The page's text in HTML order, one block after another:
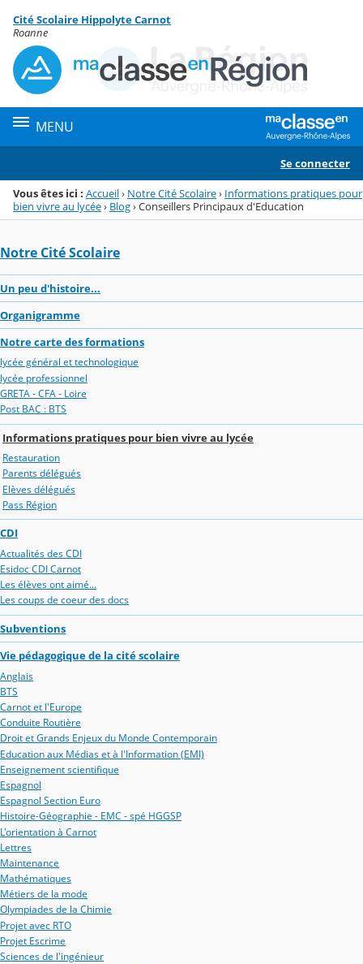
Menu de la rubrique
Contenu
Cité Scolaire Hippolyte Carnot
Roanne
MENU
Se connecter
Vous êtes ici : Accueil› Notre Cité Scolaire› Informations pratiques pour
bien vivre au lycée› Blog›Conseillers Principaux d'Education
Notre Cité Scolaire
Un peu d'histoire...
Organigramme
Notre carte des formations
lycée général et technologique
lycée professionnel
GRETA - CFA - Loire
Post BAC : BTS
Informations pratiques pour bien vivre au lycée
Restauration
Parents délégués
Elèves délégués
Pass Région
CDI
Actualités des CDI
Esidoc CDI Carnot
Les élèves ont aimé...
Les coups de coeur des docs
Subventions
Vie pédagogique de la cité scolaire
Anglais
BTS
Carnot et l'Europe
Conduite Routière
Droit et Grands Enjeux du Monde Contemporain
Education aux Médias et à l'Information (EMI)
Enseignement scientifique
Espagnol
Espagnol Section Euro
Histoire-Géographie - EMC - spé HGGSP
L'orientation à Carnot
Lettres
Maintenance
Mathématiques
Métiers de la mode
Olympiades de la Chimie
Projet avec RTO
Projet Escrime
Sciences de l'ingénieur